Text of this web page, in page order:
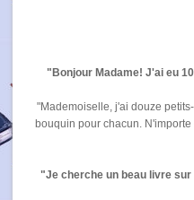
"Bonjour Madame! J'ai eu
"Mademoiselle, j'ai douze
bouquin pour chacun.
"Je cherche un beau livre sur